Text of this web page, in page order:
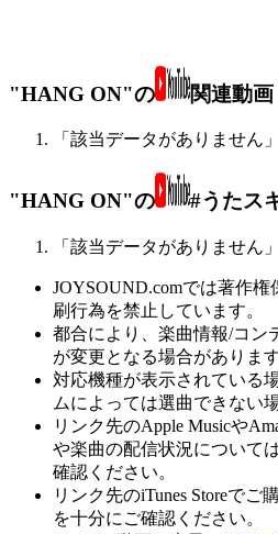
"HANG ON"の 関連動画
「該当データがありません」
"HANG ON"の #うたス
「該当データがありません」
JOYSOUND.comでは著作
刷行為を禁止しています。
都合により、楽曲情報/コン
が変更となる場合があります
対応機種が表示されている
ムによっては選曲できない
リンク先のApple Musicや
や楽曲の配信状況について
確認ください。
リンク先のiTunes Storeでご
を十分にご確認ください。